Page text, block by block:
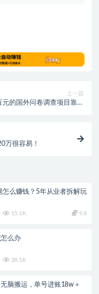
上一篇
元的国外问卷调查项目靠谱
万很容易！
怎么赚钱？5年从业者拆解玩
15.1K 9.8
么办
28.1K
脑搬运，单号进账18w＋